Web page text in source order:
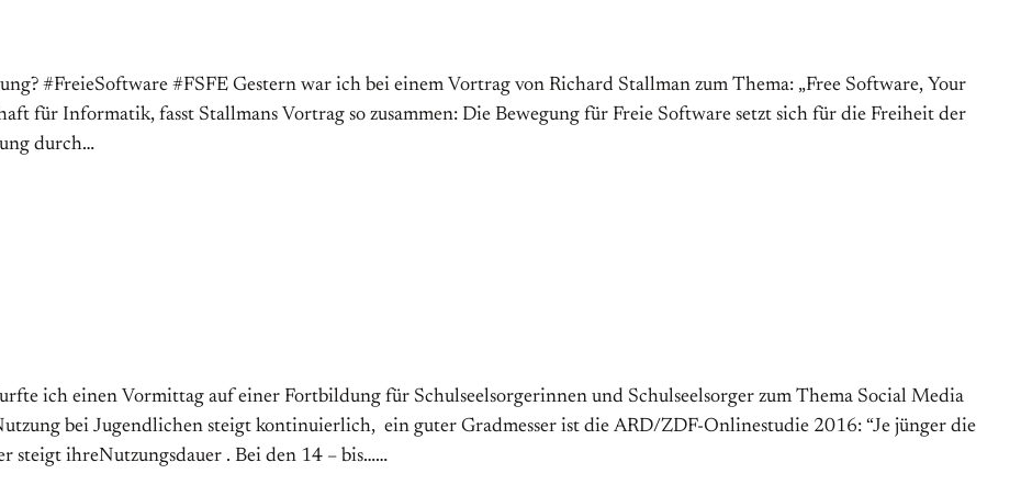
#FreieSoftware #FSFE Gestern war ich bei einem Vortrag von Richard Stallman zum Thema: „Free Software, Your
für Informatik, fasst Stallmans Vortrag so zusammen: Die Bewegung für Freie Software setzt sich für die Freiheit der
durch…
ich einen Vormittag auf einer Fortbildung für Schulseelsorgerinnen und Schulseelsorger zum Thema Social Media
bei Jugendlichen steigt kontinuierlich, ein guter Gradmesser ist die ARD/ZDF-Onlinestudie 2016: “Je jünger die
steigt ihreNutzungsdauer . Bei den 14 – bis……